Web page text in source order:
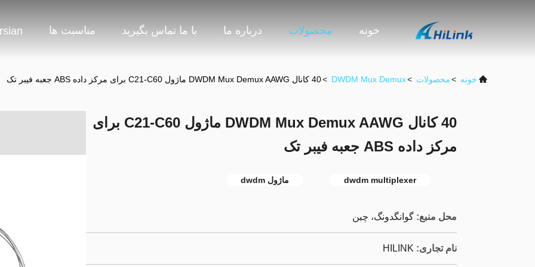
خونه محصولات درباره ما با ما تماس بگیرید مناسبت ها
خونه >محصولات >
DWDM Mux Demux
>40 کانال DWDM Mux Demux AAWG ماژول C21-C60 برای مرکز داده ABS جعبه فیبر تک
40 کانال DWDM Mux Demux AAWG ماژول C21-C60 برای
مرکز داده ABS جعبه فیبر تک
dwdm multiplexer ماژول dwdm
محل منبع: گوانگدونگ، چین
نام تجاری: HILINK